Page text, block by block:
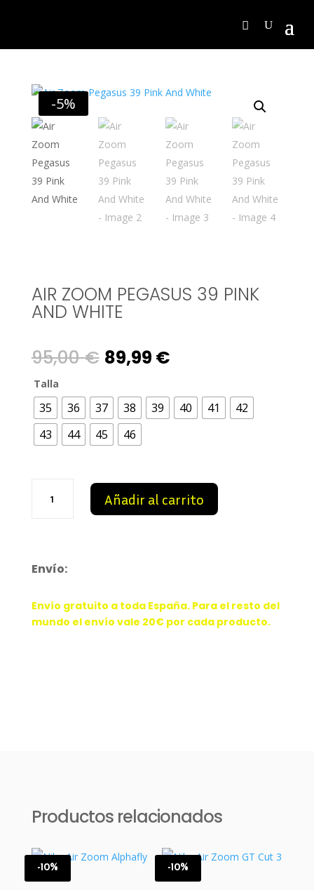
-5%
AIR ZOOM PEGASUS 39 PINK
AND WHITE
95,00€ Original
was:
95,00 €.
89,99 €Current
is:
Talla
35 36 37 38 39 40 41
42
43
44 45 46
Zoom
And
cantidad
Añadir al carrito
Envío:
Envío gratuito a toda España. Para el resto del
mundo el envío vale 20€ por cada producto.
Productos relacionados
-10% -10%